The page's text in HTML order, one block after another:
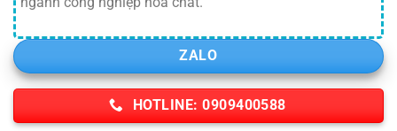
ZALO
HOTLINE: 0909400588